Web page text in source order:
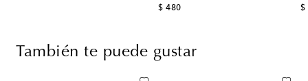
$ 480
original price
$
También te puede gustar